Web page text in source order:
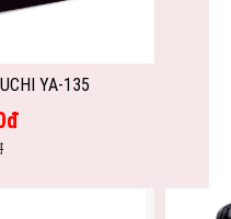
YA-135